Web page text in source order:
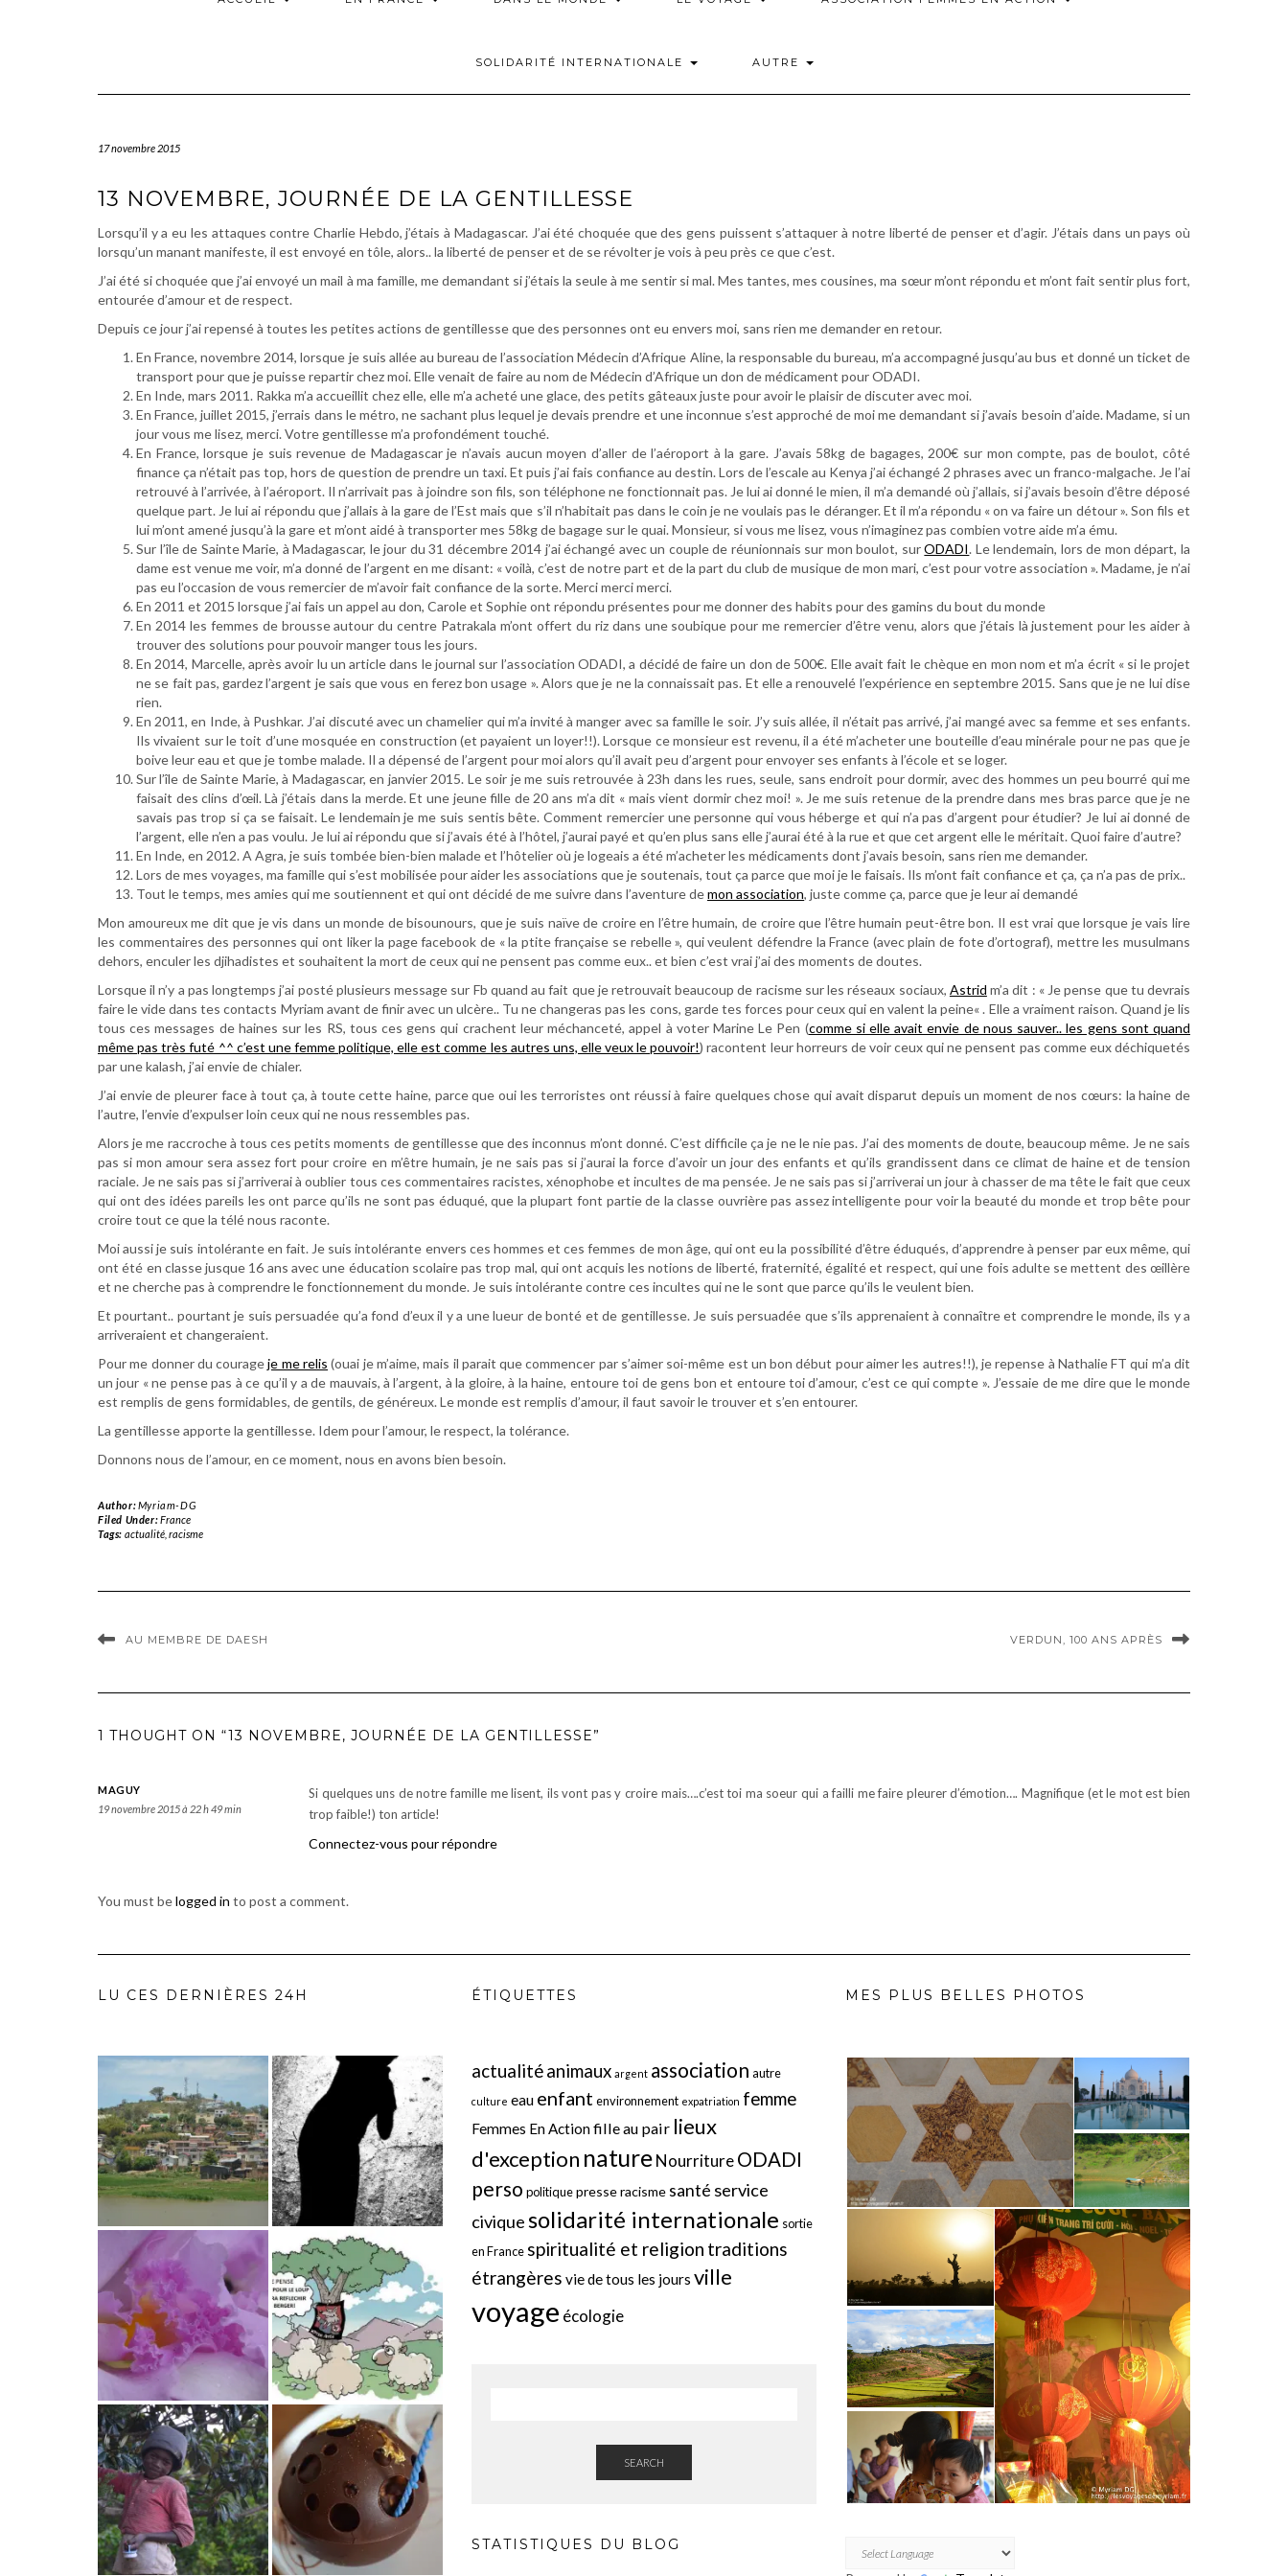
SOLIDARITÉ INTERNATIONALE AUTRE
17 novembre 2015
13 NOVEMBRE, JOURNÉE DE LA GENTILLESSE
Lorsqu’il y a eu les attaques contre Charlie Hebdo, j’étais à Madagascar. J’ai été choquée que des gens puissent s’attaquer à notre liberté de penser et d’agir. J’étais dans un pays où
lorsqu’un manant manifeste, il est envoyé en tôle, alors.. la liberté de penser et de se révolter je vois à peu près ce que c’est.
J’ai été si choquée que j’ai envoyé un mail à ma famille, me demandant si j’étais la seule à me sentir si mal. Mes tantes, mes cousines, ma sœur m’ont répondu et m’ont fait sentir plus fort,
entourée d’amour et de respect.
Depuis ce jour j’ai repensé à toutes les petites actions de gentillesse que des personnes ont eu envers moi, sans rien me demander en retour.
En France, novembre 2014, lorsque je suis allée au bureau de l’association Médecin d’Afrique Aline, la responsable du bureau, m’a accompagné jusqu’au bus et donné un ticket de
transport pour que je puisse repartir chez moi. Elle venait de faire au nom de Médecin d’Afrique un don de médicament pour ODADI.
En Inde, mars 2011. Rakka m’a accueillit chez elle, elle m’a acheté une glace, des petits gâteaux juste pour avoir le plaisir de discuter avec moi.
En France, juillet 2015, j’errais dans le métro, ne sachant plus lequel je devais prendre et une inconnue s’est approché de moi me demandant si j’avais besoin d’aide. Madame, si un
jour vous me lisez, merci. Votre gentillesse m’a profondément touché.
En France, lorsque je suis revenue de Madagascar je n’avais aucun moyen d’aller de l’aéroport à la gare. J’avais 58kg de bagages, 200€ sur mon compte, pas de boulot, côté
finance ça n’était pas top, hors de question de prendre un taxi. Et puis j’ai fais confiance au destin. Lors de l’escale au Kenya j’ai échangé 2 phrases avec un franco-malgache. Je l’ai
retrouvé à l’arrivée, à l’aéroport. Il n’arrivait pas à joindre son fils, son téléphone ne fonctionnait pas. Je lui ai donné le mien, il m’a demandé où j’allais, si j’avais besoin d’être déposé
quelque part. Je lui ai répondu que j’allais à la gare de l’Est mais que s’il n’habitait pas dans le coin je ne voulais pas le déranger. Et il m’a répondu « on va faire un détour ». Son fils et
lui m’ont amené jusqu’à la gare et m’ont aidé à transporter mes 58kg de bagage sur le quai. Monsieur, si vous me lisez, vous n’imaginez pas combien votre aide m’a ému.
Sur l’île de Sainte Marie, à Madagascar, le jour du 31 décembre 2014 j’ai échangé avec un couple de réunionnais sur mon boulot, surODADI. Le lendemain, lors de mon départ, la
dame est venue me voir, m’a donné de l’argent en me disant: « voilà, c’est de notre part et de la part du club de musique de mon mari, c’est pour votre association ». Madame, je n’ai
pas eu l’occasion de vous remercier de m’avoir fait confiance de la sorte. Merci merci merci.
En 2011 et 2015 lorsque j’ai fais un appel au don, Carole et Sophie ont répondu présentes pour me donner des habits pour des gamins du bout du monde
En 2014 les femmes de brousse autour du centre Patrakala m’ont offert du riz dans une soubique pour me remercier d’être venu, alors que j’étais là justement pour les aider à
trouver des solutions pour pouvoir manger tous les jours.
En 2014, Marcelle, après avoir lu un article dans le journal sur l’association ODADI, a décidé de faire un don de 500€. Elle avait fait le chèque en mon nom et m’a écrit « si le projet
ne se fait pas, gardez l’argent je sais que vous en ferez bon usage ». Alors que je ne la connaissait pas. Et elle a renouvelé l’expérience en septembre 2015. Sans que je ne lui dise
rien.
En 2011, en Inde, à Pushkar. J’ai discuté avec un chamelier qui m’a invité à manger avec sa famille le soir. J’y suis allée, il n’était pas arrivé, j’ai mangé avec sa femme et ses enfants.
Ils vivaient sur le toit d’une mosquée en construction (et payaient un loyer!!). Lorsque ce monsieur est revenu, il a été m’acheter une bouteille d’eau minérale pour ne pas que je
boive leur eau et que je tombe malade. Il a dépensé de l’argent pour moi alors qu’il avait peu d’argent pour envoyer ses enfants à l’école et se loger.
Sur l’île de Sainte Marie, à Madagascar, en janvier 2015. Le soir je me suis retrouvée à 23h dans les rues, seule, sans endroit pour dormir, avec des hommes un peu bourré qui me
faisait des clins d’œil. Là j’étais dans la merde. Et une jeune fille de 20 ans m’a dit « mais vient dormir chez moi! ». Je me suis retenue de la prendre dans mes bras parce que je ne
savais pas trop si ça se faisait. Le lendemain je me suis sentis bête. Comment remercier une personne qui vous héberge et qui n’a pas d’argent pour étudier? Je lui ai donné de
l’argent, elle n’en a pas voulu. Je lui ai répondu que si j’avais été à l’hôtel, j’aurai payé et qu’en plus sans elle j’aurai été à la rue et que cet argent elle le méritait. Quoi faire d’autre?
En Inde, en 2012. A Agra, je suis tombée bien-bien malade et l’hôtelier où je logeais a été m’acheter les médicaments dont j’avais besoin, sans rien me demander.
Lors de mes voyages, ma famille qui s’est mobilisée pour aider les associations que je soutenais, tout ça parce que moi je le faisais. Ils m’ont fait confiance et ça, ça n’a pas de prix..
Tout le temps, mes amies qui me soutiennent et qui ont décidé de me suivre dans l’aventure demon association, juste comme ça, parce que je leur ai demandé
Mon amoureux me dit que je vis dans un monde de bisounours, que je suis naïve de croire en l’être humain, de croire que l’être humain peut-être bon. Il est vrai que lorsque je vais lire
les commentaires des personnes qui ont liker la page facebook de « la ptite française se rebelle », qui veulent défendre la France (avec plain de fote d’ortograf), mettre les musulmans
dehors, enculer les djihadistes et souhaitent la mort de ceux qui ne pensent pas comme eux.. et bien c’est vrai j’ai des moments de doutes.
Lorsque il n’y a pas longtemps j’ai posté plusieurs message sur Fb quand au fait que je retrouvait beaucoup de racisme sur les réseaux sociaux, Astrid m’a dit : « Je pense que tu devrais
faire le vide dans tes contacts Myriam avant de finir avec un ulcère.. Tu ne changeras pas les cons, garde tes forces pour ceux qui en valent la peine« . Elle a vraiment raison. Quand je lis
tous ces messages de haines sur les RS, tous ces gens qui crachent leur méchanceté, appel à voter Marine Le Pen (comme si elle avait envie de nous sauver.. les gens sont quand
même pas très futé ^^ c’est une femme politique, elle est comme les autres uns, elle veux le pouvoir!) racontent leur horreurs de voir ceux qui ne pensent pas comme eux déchiquetés
par une kalash, j’ai envie de chialer.
J’ai envie de pleurer face à tout ça, à toute cette haine, parce que oui les terroristes ont réussi à faire quelques chose qui avait disparut depuis un moment de nos cœurs: la haine de
l’autre, l’envie d’expulser loin ceux qui ne nous ressembles pas.
Alors je me raccroche à tous ces petits moments de gentillesse que des inconnus m’ont donné. C’est difficile ça je ne le nie pas. J’ai des moments de doute, beaucoup même. Je ne sais
pas si mon amour sera assez fort pour croire en m’être humain, je ne sais pas si j’aurai la force d’avoir un jour des enfants et qu’ils grandissent dans ce climat de haine et de tension
raciale. Je ne sais pas si j’arriverai à oublier tous ces commentaires racistes, xénophobe et incultes de ma pensée. Je ne sais pas si j’arriverai un jour à chasser de ma tête le fait que ceux
qui ont des idées pareils les ont parce qu’ils ne sont pas éduqué, que la plupart font partie de la classe ouvrière pas assez intelligente pour voir la beauté du monde et trop bête pour
croire tout ce que la télé nous raconte.
Moi aussi je suis intolérante en fait. Je suis intolérante envers ces hommes et ces femmes de mon âge, qui ont eu la possibilité d’être éduqués, d’apprendre à penser par eux même, qui
ont été en classe jusque 16 ans avec une éducation scolaire pas trop mal, qui ont acquis les notions de liberté, fraternité, égalité et respect, qui une fois adulte se mettent des œillère
et ne cherche pas à comprendre le fonctionnement du monde. Je suis intolérante contre ces incultes qui ne le sont que parce qu’ils le veulent bien.
Et pourtant.. pourtant je suis persuadée qu’a fond d’eux il y a une lueur de bonté et de gentillesse. Je suis persuadée que s’ils apprenaient à connaître et comprendre le monde, ils y a
arriveraient et changeraient.
Pour me donner du courageje me relis (ouai je m’aime, mais il parait que commencer par s’aimer soi-même est un bon début pour aimer les autres!!), je repense à Nathalie FT qui m’a dit
un jour « ne pense pas à ce qu’il y a de mauvais, à l’argent, à la gloire, à la haine, entoure toi de gens bon et entoure toi d’amour, c’est ce qui compte ». J’essaie de me dire que le monde
est remplis de gens formidables, de gentils, de généreux. Le monde est remplis d’amour, il faut savoir le trouver et s’en entourer.
La gentillesse apporte la gentillesse. Idem pour l’amour, le respect, la tolérance.
Donnons nous de l’amour, en ce moment, nous en avons bien besoin.
Author:Myriam-DG
Filed Under:France
Tags: actualité, racisme
AU MEMBRE DE DAESH VERDUN, 100 ANS APRÈS
1 THOUGHT ON “13 NOVEMBRE, JOURNÉE DE LA GENTILLESSE”
MAGUY
19 novembre 2015 à 22 h 49 min
Si quelques uns de notre famille me lisent, ils vont pas y croire mais….c’est toi ma soeur qui a failli me faire pleurer d’émotion…. Magnifique (et le mot est bien
trop faible!) ton article!
Connectez-vous pour répondre
You must belogged in to post a comment.
LU CES DERNIÈRES 24H ÉTIQUETTES
actualitéanimaux argent association autre
culture eau enfant environnement expatriation femme
Femmes En Actionfille au pair lieux
d'exception natureNourritureODADI
perso politiquepresseracisme santé service
civiquesolidarité internationale sortie
en France spiritualité et religion traditions
étrangères vie de tous les jours ville
voyage écologie
SEARCH
STATISTIQUES DU BLOG
MES PLUS BELLES PHOTOS